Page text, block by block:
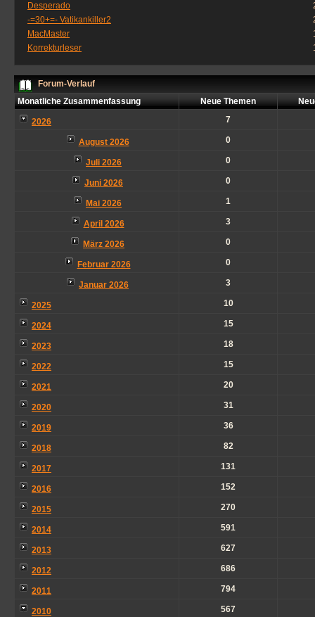
Desperado
-=30+=- Vatikankiller2
MacMaster
Korrekturleser
Forum-Verlauf
Monatliche Zusammenfassung
Neue Themen
2026 7
August 2026 0
Juli 2026 0
Juni 2026 0
Mai 2026 1
April 2026 3
März 2026 0
Februar 2026 0
Januar 2026 3
2025 10
2024 15
2023 18
2022 15
2021 20
2020 31
2019 36
2018 82
2017 131
2016 152
2015 270
2014 591
2013 627
2012 686
2011 794
2010 567